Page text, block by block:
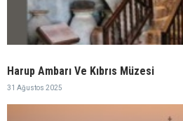
Harup Ambarı Ve Kıbrıs Müzesi
31 Ağustos 2025